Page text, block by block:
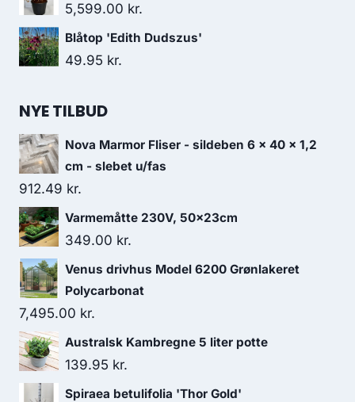
5,599.00 kr.
Blåtop 'Edith Dudszus'
49.95 kr.
NYE TILBUD
Nova Marmor Fliser - sildeben 6 x 40 x 1,2
cm - slebet u/fas
912.49 kr.
Varmemåtte 230V, 50x23cm
349.00 kr.
Venus drivhus Model 6200 Grønlakeret
Polycarbonat
7,495.00 kr.
Australsk Kambregne 5 liter potte
139.95 kr.
Spiraea betulifolia 'Thor Gold'